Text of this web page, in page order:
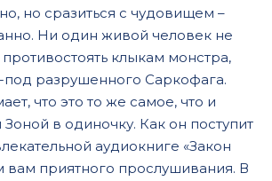
но сразиться с чудовищем –
Ни один живой человек не
клыкам монстра,
под разрушенного Саркофага.
что это то же самое, что и
в одиночку. Как он поступит
аудиокниге «Закон
вам приятного прослушивания. В